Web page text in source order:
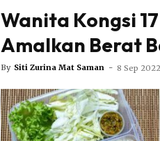
Wanita Kongsi
Amalkan Berat
By Siti Zurina Mat Saman - 8 Sep 2022